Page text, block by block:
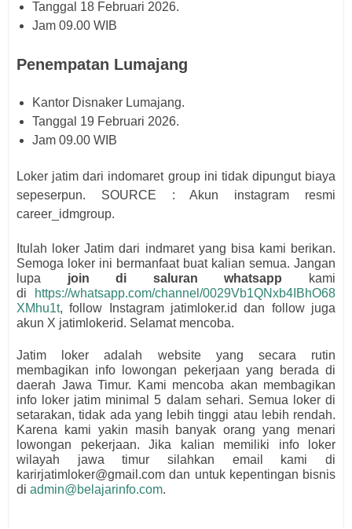
Tanggal 18 Februari 2026.
Jam 09.00 WIB
Penempatan Lumajang
Kantor Disnaker Lumajang.
Tanggal 19 Februari 2026.
Jam 09.00 WIB
Loker jatim dari indomaret group ini tidak dipungut biaya
sepeserpun. SOURCE : Akun instagram resmi
career_idmgroup.
Itulah loker Jatim dari indmaret yang bisa kami berikan.
Semoga loker ini bermanfaat buat kalian semua. Jangan
lupa join di saluran whatsapp kami
di
https://whatsapp.com/channel/0029Vb1QNxb4IBhO68
XMhu1t, follow Instagram jatimloker.id dan follow juga
akun X jatimlokerid. Selamat mencoba.
Jatim loker adalah website yang secara rutin
membagikan info lowongan pekerjaan yang berada di
daerah Jawa Timur. Kami mencoba akan membagikan
info loker jatim minimal 5 dalam sehari. Semua loker di
setarakan, tidak ada yang lebih tinggi atau lebih rendah.
Karena kami yakin masih banyak orang yang menari
lowongan pekerjaan. Jika kalian memiliki info loker
wilayah jawa timur silahkan email kami di
karirjatimloker@gmail.com dan untuk kepentingan bisnis
di admin@belajarinfo.com.